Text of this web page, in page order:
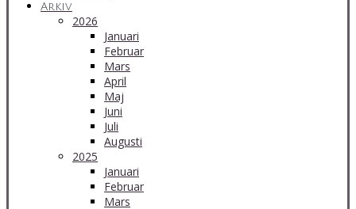
Arkiv
2026
Januari
Februar
Mars
April
Maj
Juni
Juli
Augusti
2025
Januari
Februar
Mars